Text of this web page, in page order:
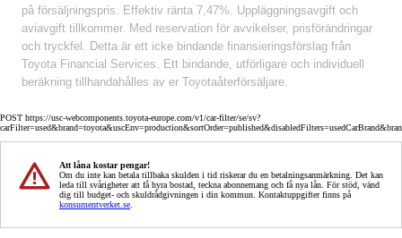
på försäljningspris. Effektiv ränta 7,47%. Uppläggningsavgift och
aviavgift tillkommer. Med reservation för avvikelser, prisförändringar
och tryckfel. Detta är ett icke bindande finansieringsförslag från
Toyota Financial Services. Ett bindande, utförligare och individuell
beräkning tillhandahålles av er Toyotaåterförsäljare.
POST https://usc-webcomponents.toyota-europe.com/v1/car-filter/se/sv?
Att låna kostar pengar!
Om du inte kan betala tillbaka skulden i tid riskerar du en betalningsanmärkning. Det kan
leda till svårigheter att få hyra bostad, teckna abonnemang och få nya lån. För stöd, vänd
dig till budget- och skuldrådgivningen i din kommun. Kontaktuppgifter finns på
konsumentverket.se